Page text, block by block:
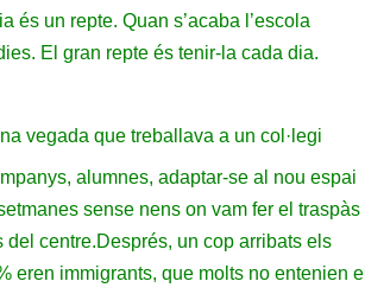
és un repte. Quan s’acaba l’escola
El gran repte és tenir-la cada dia.
vegada que treballava a un col·legi
alumnes, adaptar-se al nou espai
sense nens on vam fer el traspàs
del centre.Després, un cop arribats els
eren immigrants, que molts no entenien el